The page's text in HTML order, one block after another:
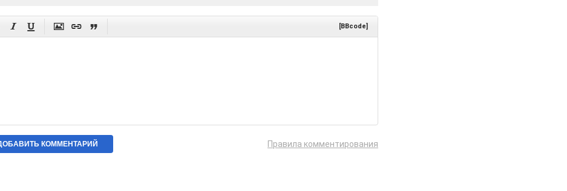
     [BBcode]
Правила комментирования